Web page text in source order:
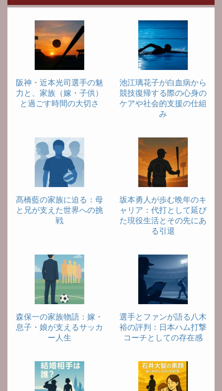
阪神・近本光司選手の魅
力と、家族（嫁・子供）
と過ごす時間の大切さ
池江璃花子が白血病から
競技復帰する際の心身の
ケアや社会的支援の仕組
み
髙橋藍の家族に迫る：母
と兄が支えた世界への挑
戦
坂本勇人が歩む晩年のキ
ャリア：代打として延び
た現役生活とその先にあ
る引退
森保一の家族物語：嫁・
息子・娘が支えるサッカ
ー人生
選手とファンが語る八木
裕の評判：日本ハム打撃
コーチとしての存在感